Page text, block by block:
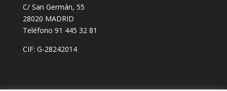
C/ San Germán, 55
28020 MADRID
Teléfono 91 445 32 81
CIF: G-28242014